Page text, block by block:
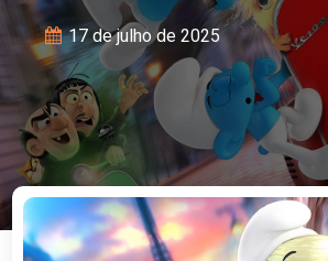
17 de julho de 2025